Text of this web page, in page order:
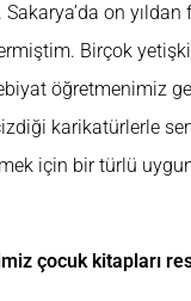
on
Birçok
öğretmenimiz
karikatürlerle
için bir türlü
çocuk kitapları